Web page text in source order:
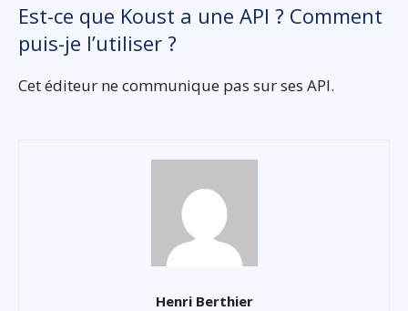
Est-ce que Koust a une API ? Comment
puis-je l’utiliser ?
Cet éditeur ne communique pas sur ses API.
Henri Berthier